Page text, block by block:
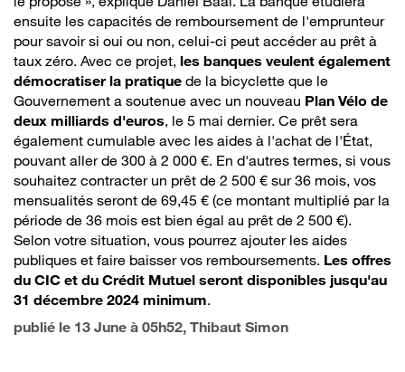
ensuite les capacités de remboursement de l'emprunteur
pour savoir si oui ou non, celui-ci peut accéder au prêt à
taux zéro. Avec ce projet, les banques veulent également
démocratiser la pratique de la bicyclette que le
Gouvernement a soutenue avec un nouveau Plan Vélo de
deux milliards d'euros, le 5 mai dernier. Ce prêt sera
également cumulable avec les aides à l'achat de l'État,
pouvant aller de 300 à 2 000 €. En d'autres termes, si vous
souhaitez contracter un prêt de 2 500 € sur 36 mois, vos
mensualités seront de 69,45 € (ce montant multiplié par la
période de 36 mois est bien égal au prêt de 2 500 €).
Selon votre situation, vous pourrez ajouter les aides
publiques et faire baisser vos remboursements. Les offres
du CIC et du Crédit Mutuel seront disponibles jusqu'au
31 décembre 2024 minimum.
publié le 13 June à 05h52, Thibaut Simon